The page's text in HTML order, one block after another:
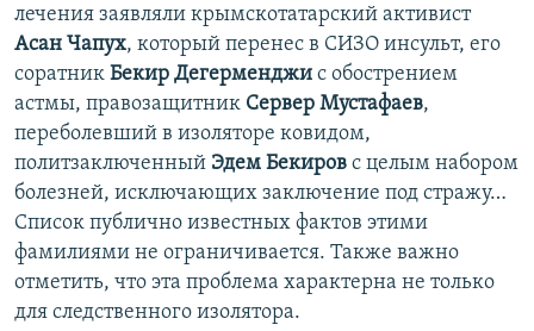
лечения заявляли крымскотатарский активист
Асан Чапух, который перенес в СИЗО инсульт, его
соратник Бекир Дегерменджи с обострением
астмы, правозащитник Сервер Мустафаев,
переболевший в изоляторе ковидом,
политзаключенный Эдем Бекиров с целым набором
болезней, исключающих заключение под стражу…
Список публично известных фактов этими
фамилиями не ограничивается. Также важно
отметить, что эта проблема характерна не только
для следственного изолятора.​